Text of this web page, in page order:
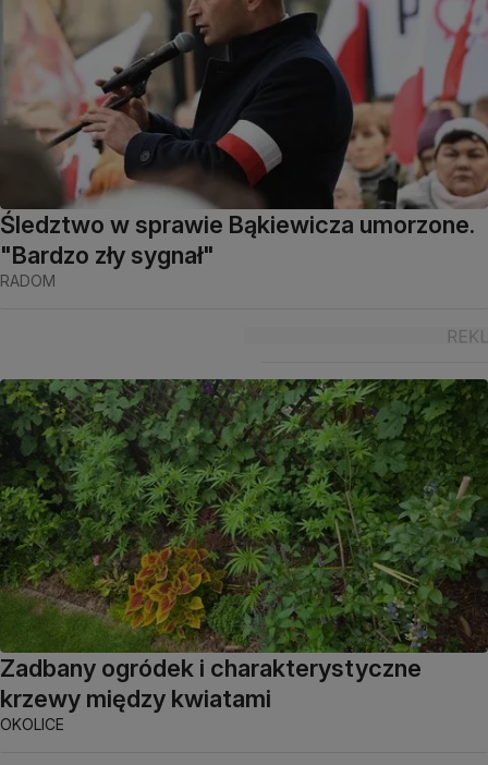
Śledztwo w sprawie Bąkiewicza umorzone.
"Bardzo zły sygnał"
RADOM
Zadbany ogródek i charakterystyczne
krzewy między kwiatami
OKOLICE